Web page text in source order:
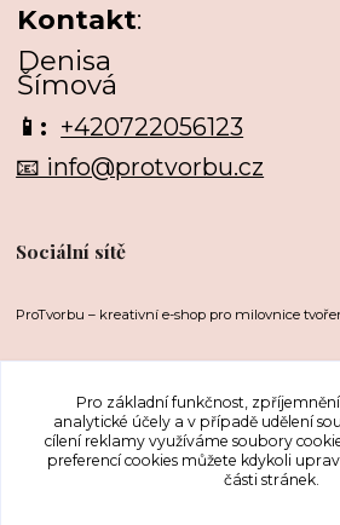
Kontakt:
Denisa
Šímová
📱: +420722056123
📧 info@protvorbu.cz
Sociální sítě
ProTvorbu – kreativní e-shop pro milovnice
Pro základní funkčnost,
analytické účely a v případě udělení
cílení reklamy využíváme soubory
preferencí cookies můžete kdykoli
části stránek.